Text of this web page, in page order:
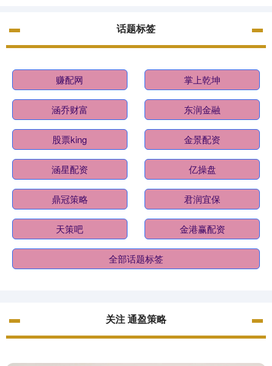
话题标签
赚配网 掌上乾坤
涵乔财富 东润金融
股票king 金景配资
涵星配资 亿操盘
鼎冠策略 君润宜保
天策吧 金港赢配资
全部话题标签
关注 通盈策略